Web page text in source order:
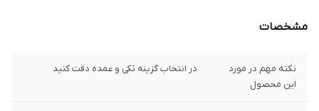
مشخصات
نکته مهم در مورد
این محصول
در انتخاب گزینه تکی و عمده دقت کنید